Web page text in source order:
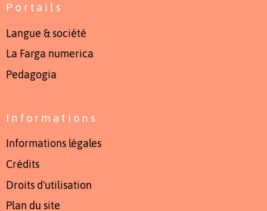
Portails
Langue & société
La Farga numerica
Pedagogia
Informations
Informations légales
Crédits
Droits d'utilisation
Plan du site